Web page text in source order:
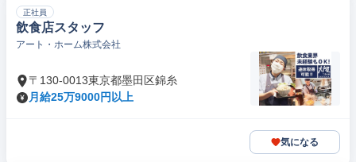
正社員
飲食店スタッフ
アート・ホーム株式会社
〒130-0013東京都墨田区錦糸
月給25万9000円以上
気になる